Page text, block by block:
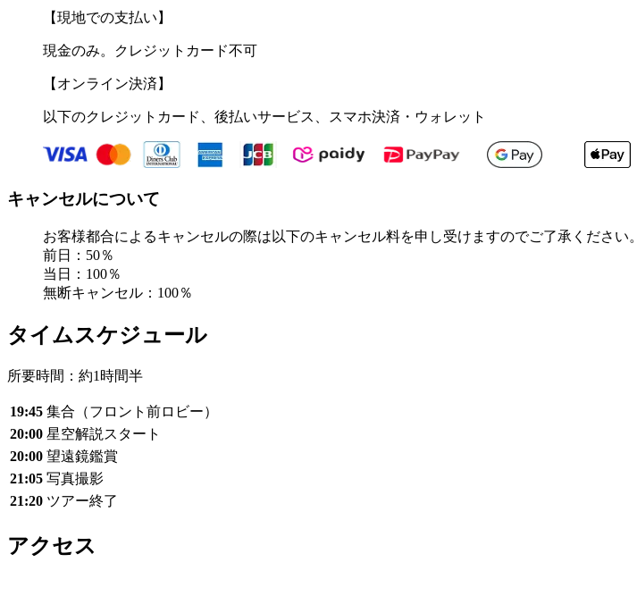
【現地での支払い】
現金のみ。クレジットカード不可
【オンライン決済】
以下のクレジットカード、後払いサービス、スマホ決済・ウォレット
キャンセルについて
お客様都合によるキャンセルの際は以下のキャンセル料を申し受けますのでご了承ください。
前日：50％
当日：100％
無断キャンセル：100％
タイムスケジュール
所要時間：約1時間半
19:45 集合（フロント前ロビー）
20:00 星空解説スタート
20:00 望遠鏡鑑賞
21:05 写真撮影
21:20 ツアー終了
アクセス